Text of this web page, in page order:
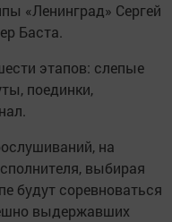
«Ленинград» Сергей
Баста.
этапов: слепые
поединки,
на
выбирая
будут соревноваться
выдержавших